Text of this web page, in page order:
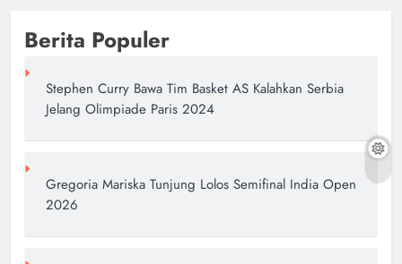
Berita Populer
Stephen Curry Bawa Tim Basket AS Kalahkan Serbia
Jelang Olimpiade Paris 2024
Gregoria Mariska Tunjung Lolos Semifinal India Open
2026